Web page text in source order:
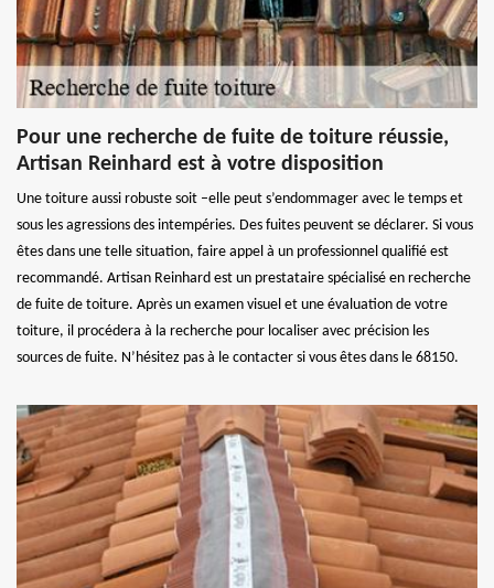
Pour une recherche de fuite de toiture réussie,
Artisan Reinhard est à votre disposition
Une toiture aussi robuste soit –elle peut s’endommager avec le temps et
sous les agressions des intempéries. Des fuites peuvent se déclarer. Si vous
êtes dans une telle situation, faire appel à un professionnel qualifié est
recommandé. Artisan Reinhard est un prestataire spécialisé en recherche
de fuite de toiture. Après un examen visuel et une évaluation de votre
toiture, il procédera à la recherche pour localiser avec précision les
sources de fuite. N’hésitez pas à le contacter si vous êtes dans le 68150.